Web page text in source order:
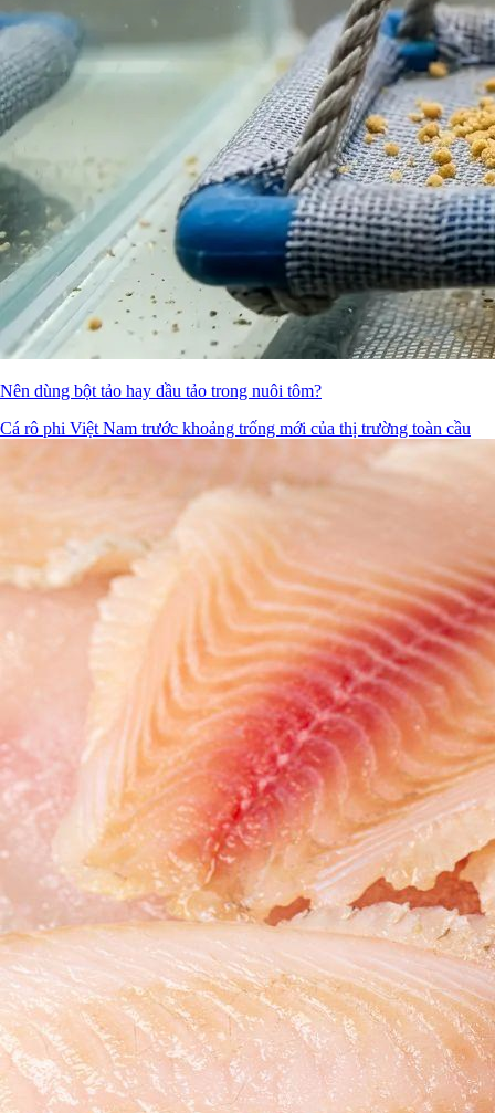
Nên dùng bột tảo hay dầu tảo trong nuôi tôm?
Cá rô phi Việt Nam trước khoảng trống mới của thị trường toàn cầu